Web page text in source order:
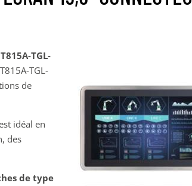
TGL-
TGL-
de
idéal en
des
de type